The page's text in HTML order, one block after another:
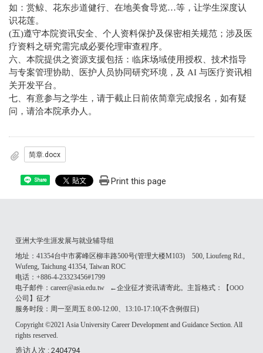
如：赏鲸、花东步道健行、在地美食导览…等，让学生深度认
识花莲。
(五)遵守本院资讯安全、个人资料保护及保密相关规范；涉及医
疗资料之研究需完成必要伦理审查程序。
六、本院提供之资源支援包括：临床场域使用授权、技术指导
与专案管理协助、医护人员协同研究环境，及 AI 与医疗资讯相
关开发平台。
七、有意参与之学生，请于截止日前依简章完成报名，如有疑
问，请洽本院承办人。
简章.docx
Share Print this page
亚洲大学生涯发展与就业辅导组
地址：41354台中市雾峰区柳丰路500号(管理大楼M103) 500, Lioufeng Rd.,
Wufeng, Taichung 41354, Taiwan ROC
电话：+886-4-23323456#1799
电子邮件：career@asia.edu.tw ←企业征才资讯请寄此。主旨格式：【OOO
公司】征才
服务时段：周一至周五 8:00-12:00、13:10-17:10(不含例假日)
Copyright ©2021 Asia University Career Development and Guidance Section. All
rights reserved.
造访人次 : 2404794